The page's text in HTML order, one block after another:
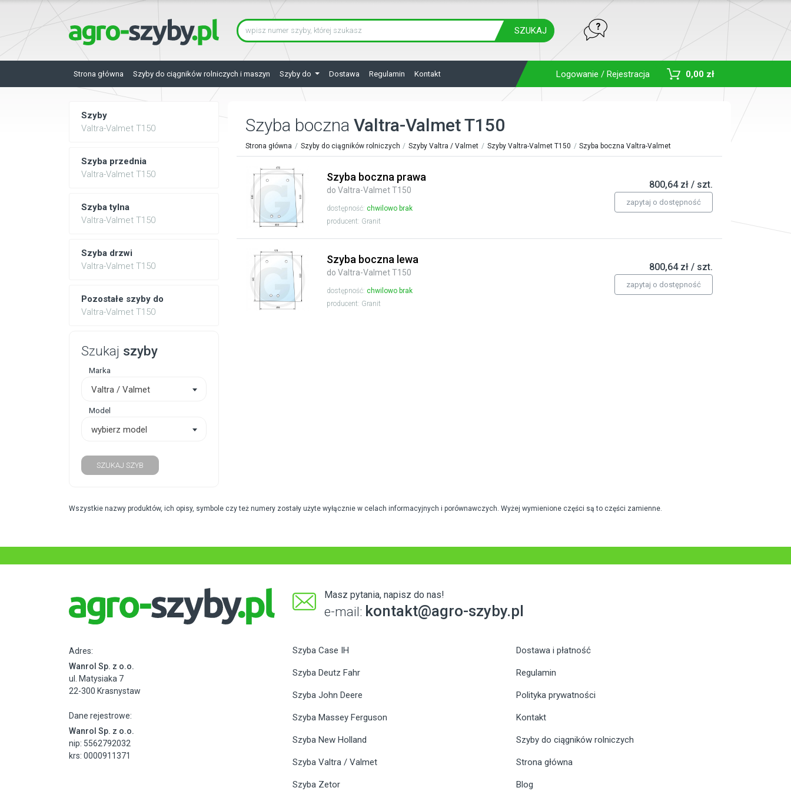
SZUKAJ
Strona główna Szyby do ciągników rolniczych i maszyn Szyby do Dostawa Regulamin Kontakt Logowanie / Rejestracja 0,00 zł
Szyby
Valtra-Valmet T150
Szyba przednia
Valtra-Valmet T150
Szyba tylna
Valtra-Valmet T150
Szyba drzwi
Valtra-Valmet T150
Pozostałe szyby do
Valtra-Valmet T150
Szukaj szyby
Marka
Valtra / Valmet
Model
wybierz model
SZUKAJ SZYB
Szyba boczna Valtra-Valmet T150
Strona główna Szyby do ciągników rolniczych Szyby Valtra / Valmet Szyby Valtra-Valmet T150 Szyba boczna Valtra-Valmet
Szyba boczna prawa
do Valtra-Valmet T150
dostępność:chwilowo brak
producent: Granit
800,64 zł / szt.
zapytaj o dostępność
Szyba boczna lewa
do Valtra-Valmet T150
dostępność:chwilowo brak
producent: Granit
800,64 zł / szt.
zapytaj o dostępność
Wszystkie nazwy produktów, ich opisy, symbole czy też numery zostały użyte wyłącznie w celach informacyjnych i porównawczych. Wyżej wymienione części są to części zamienne.
Masz pytania, napisz do nas!
e-mail: kontakt@agro-szyby.pl
Adres:
Wanrol Sp. z o.o.
ul. Matysiaka 7
22-300 Krasnystaw
Dane rejestrowe:
Wanrol Sp. z o.o.
nip: 5562792032
krs: 0000911371
Szyba Case IH
Szyba Deutz Fahr
Szyba John Deere
Szyba Massey Ferguson
Szyba New Holland
Szyba Valtra / Valmet
Szyba Zetor
Dostawa i płatność
Regulamin
Polityka prywatności
Kontakt
Szyby do ciągników rolniczych
Strona główna
Blog